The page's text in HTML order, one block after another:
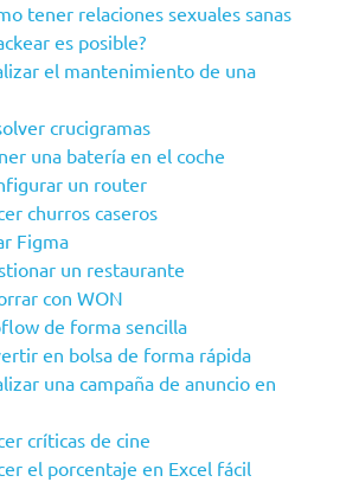
tener relaciones sexuales sanas
es posible?
el mantenimiento de una
crucigramas
una batería en el coche
un router
churros caseros
Figma
un restaurante
con WON
de forma sencilla
en bolsa de forma rápida
una campaña de anuncio en
críticas de cine
el porcentaje en Excel fácil